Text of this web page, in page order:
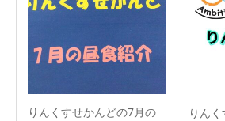
りんくすせかんどの7月の
りん